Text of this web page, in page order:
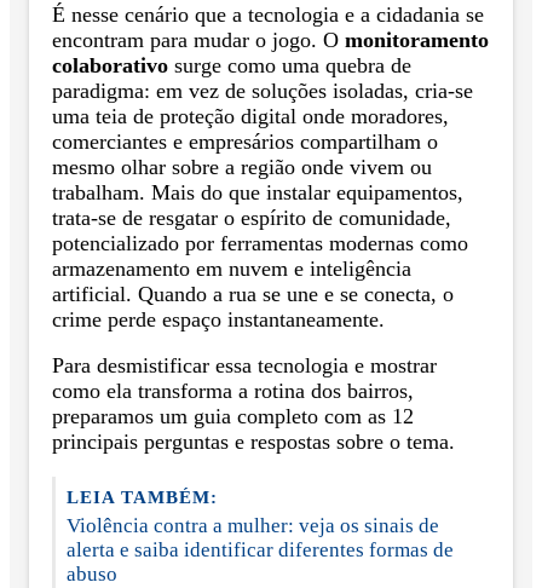
É nesse cenário que a tecnologia e a cidadania se
encontram para mudar o jogo. O monitoramento
colaborativo surge como uma quebra de
paradigma: em vez de soluções isoladas, cria-se
uma teia de proteção digital onde moradores,
comerciantes e empresários compartilham o
mesmo olhar sobre a região onde vivem ou
trabalham. Mais do que instalar equipamentos,
trata-se de resgatar o espírito de comunidade,
potencializado por ferramentas modernas como
armazenamento em nuvem e inteligência
artificial. Quando a rua se une e se conecta, o
crime perde espaço instantaneamente.
Para desmistificar essa tecnologia e mostrar
como ela transforma a rotina dos bairros,
preparamos um guia completo com as 12
principais perguntas e respostas sobre o tema.
LEIA TAMBÉM:
Violência contra a mulher: veja os sinais de
alerta e saiba identificar diferentes formas de
abuso